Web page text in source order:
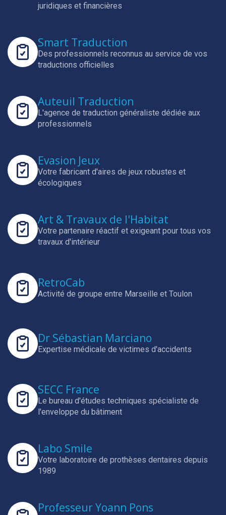
juridiques et financières
Smart Traduction
Des professionnels reconnus au service de vos
traductions officielles
Auteuil Traduction
L'agence de traduction généraliste dédiée aux
professionnels
Evasion Jeux
Votre fabricant d'aires de jeux robustes et
écologiques
Art & Travaux de l'Habitat
Votre partenaire réactif et exigeant pour tous vos
travaux d'intérieur
RetroCab
Activité de groupe entre Marseille et Toulon
Dr Sébastian Marciano
Expertise médicale de victimes d'accidents
SECC France
Le bureau d'études techniques spécialiste de
l'enveloppe du bâtiment
Labo Smile
Votre laboratoire de prothèses dentaires depuis
1989
Professeur Yoann Pons